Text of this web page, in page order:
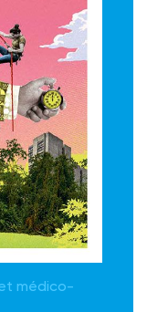
médico-